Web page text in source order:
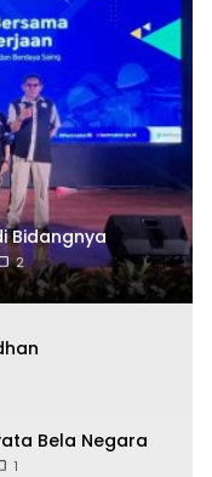
Bidangnya
2
Bela Negara
1